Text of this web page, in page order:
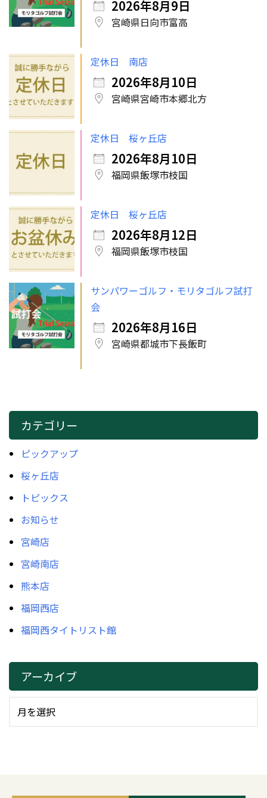
2026年8月9日
宮崎県日向市富高
定休日 南店
2026年8月10日
宮崎県宮崎市本郷北方
定休日 桜ヶ丘店
2026年8月10日
福岡県飯塚市枝国
定休日 桜ヶ丘店
2026年8月12日
福岡県飯塚市枝国
サンパワーゴルフ・モリタゴルフ試打
会
2026年8月16日
宮崎県都城市下長飯町
カテゴリー
ピックアップ
桜ヶ丘店
トピックス
お知らせ
宮崎店
宮崎南店
熊本店
福岡西店
福岡西タイトリスト館
アーカイブ